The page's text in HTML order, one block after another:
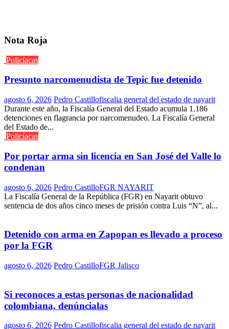
Nota Roja
Policíacas
Presunto narcomenudista de Tepic fue detenido
agosto 6, 2026 Pedro Castillofiscalia general del estado de nayarit
Durante este año, la Fiscalía General del Estado acumula 1,186
detenciones en flagrancia por narcomenudeo. La Fiscalía General
del Estado de...
Policíacas
Por portar arma sin licencia en San José del Valle lo
condenan
agosto 6, 2026 Pedro CastilloFGR NAYARIT
La Fiscalía General de la República (FGR) en Nayarit obtuvo
sentencia de dos años cinco meses de prisión contra Luis “N”, al...
Detenido con arma en Zapopan es llevado a proceso
por la FGR
agosto 6, 2026 Pedro CastilloFGR Jalisco
Si reconoces a estas personas de nacionalidad
colombiana, denúncialas
agosto 6, 2026 Pedro Castillofiscalia general del estado de nayarit